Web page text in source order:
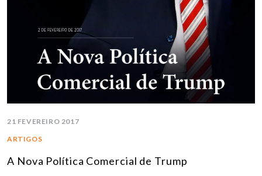
21 FEVEREIRO 2017
ARTIGOS
A Nova Política Comercial de Trump